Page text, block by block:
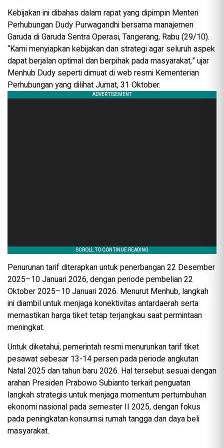
Kebijakan ini dibahas dalam rapat yang dipimpin Menteri
Perhubungan Dudy Purwagandhi bersama manajemen
Garuda di Garuda Sentra Operasi, Tangerang, Rabu (29/10).
“Kami menyiapkan kebijakan dan strategi agar seluruh aspek
dapat berjalan optimal dan berpihak pada masyarakat,” ujar
Menhub Dudy seperti dimuat di web resmi Kementerian
Perhubungan yang dilihat Jumat, 31 Oktober.
Penurunan tarif diterapkan untuk penerbangan 22 Desember
2025–10 Januari 2026, dengan periode pembelian 22
Oktober 2025–10 Januari 2026. Menurut Menhub, langkah
ini diambil untuk menjaga konektivitas antardaerah serta
memastikan harga tiket tetap terjangkau saat permintaan
meningkat.
Untuk diketahui, pemerintah resmi menurunkan tarif tiket
pesawat sebesar 13-14 persen pada periode angkutan
Natal 2025 dan tahun baru 2026. Hal tersebut sesuai dengan
arahan Presiden Prabowo Subianto terkait penguatan
langkah strategis untuk menjaga momentum pertumbuhan
ekonomi nasional pada semester II 2025, dengan fokus
pada peningkatan konsumsi rumah tangga dan daya beli
masyarakat.